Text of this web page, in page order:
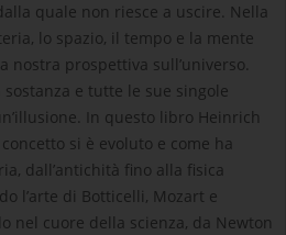
quale non riesce a uscire. Nella
lo spazio, il tempo e la mente
nostra prospettiva sull’universo.
e tutte le sue singole
In questo libro Heinrich
si è evoluto e come ha
dall’antichità fino alla fisica
l’arte di Botticelli, Mozart e
nel cuore della scienza, da Newton